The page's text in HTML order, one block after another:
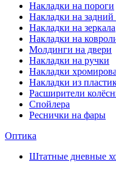
Накладки на пороги
Накладки на задний
Накладки на зеркала
Накладки на
Молдинги на двери
Накладки на ручки
Накладки
Накладки из
Расширители
Спойлера
Реснички на фары
Оптика
Штатные дневные